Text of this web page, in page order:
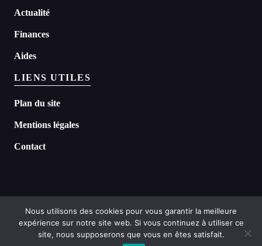
Actualité
Finances
Aides
LIENS UTILES
Plan du site
Mentions légales
Contact
©2026 Headline tous droits réservés
Nous utilisons des cookies pour vous garantir la meilleure
expérience sur notre site web. Si vous continuez à utiliser ce
site, nous supposerons que vous en êtes satisfait.